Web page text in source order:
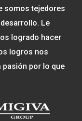
somos tejedores
Le
logrado hacer
logros nos
pasión por lo que